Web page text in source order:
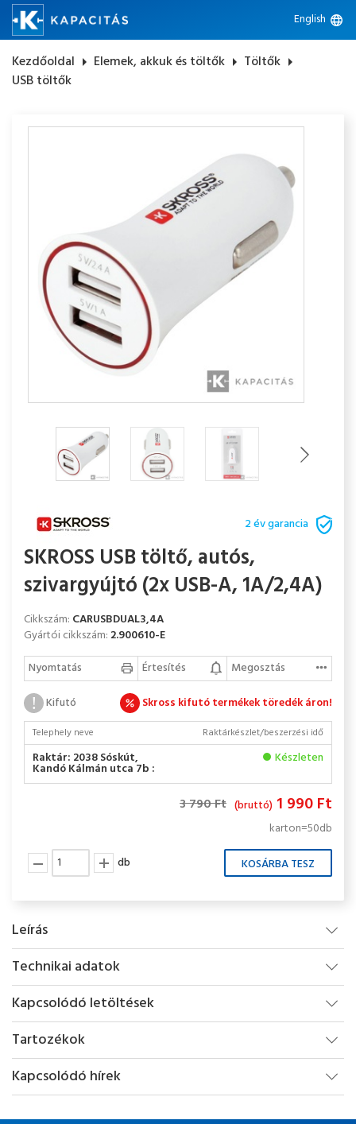
English language
Kezdőoldal arrow_right Elemek, akkuk és töltők arrow_right Töltők arrow_right
USB töltők
2 év garancia
SKROSS USB töltő, autós,
szivargyújtó (2x USB-A, 1A/2,4A)
Cikkszám: CARUSBDUAL3,4A
Gyártói cikkszám: 2.900610-E
Nyomtatás
Értesítés
Megosztás
Kifutó
Skross kifutó termékek töredék áron!
Telephely neve Raktárkészlet/beszerzési idő
Raktár: 2038 Sóskút,
Kandó Kálmán utca 7b :
Készleten
3 790 Ft (bruttó) 1 990 Ft
karton=50db
db
Leírás
Technikai adatok
Kapcsolódó letöltések
Tartozékok
Kapcsolódó hírek